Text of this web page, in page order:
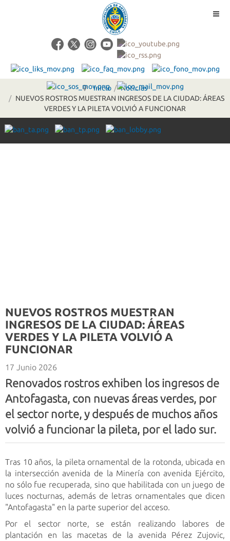
Inicio
Noticias
NUEVOS ROSTROS MUESTRAN INGRESOS DE LA CIUDAD: ÁREAS
VERDES Y LA PILETA VOLVIÓ A FUNCIONAR
NUEVOS ROSTROS MUESTRAN
INGRESOS DE LA CIUDAD: ÁREAS
VERDES Y LA PILETA VOLVIÓ A
FUNCIONAR
17 Junio 2026
Renovados rostros exhiben los ingresos de
Antofagasta, con nuevas áreas verdes, por
el sector norte, y después de muchos años
volvió a funcionar la pileta, por el lado sur.
Tras 10 años, la pileta ornamental de la rotonda, ubicada en
la intersección avenida de la Minería con avenida Ejército,
no sólo fue recuperada, sino que habilitada con un juego de
luces nocturnas, además de letras ornamentales que dicen
"Antofagasta" en la parte superior del acceso.
Por el sector norte, se están realizando labores de
plantación en las macetas de la avenida Pérez Zujovic,